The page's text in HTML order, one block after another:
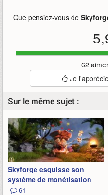
Que pensiez-vous de
62
Je l'apprécie
Sur le même sujet :
Skyforge esquisse son
système de monétisation
61